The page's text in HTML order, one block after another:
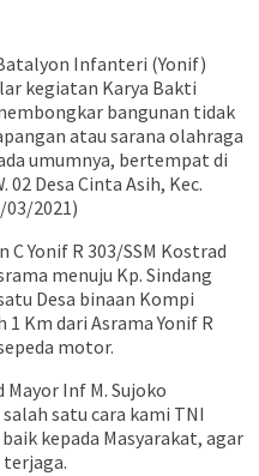
Infanteri (Yonif)
kegiatan Karya Bakti
bangunan tidak
atau sarana olahraga
umumnya, bertempat di
02 Desa Cinta Asih, Kec.
03/2021)
Yonif R 303/SSM Kostrad
menuju Kp. Sindang
Desa binaan Kompi
Km dari Asrama Yonif R
motor.
Mayor Inf M. Sujoko
satu cara kami TNI
kepada Masyarakat, agar
terjaga.